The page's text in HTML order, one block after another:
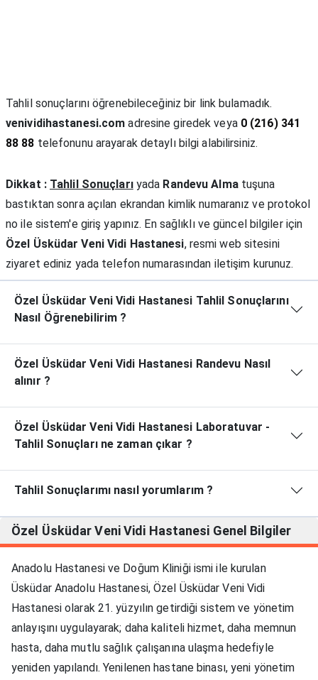
Tahlil sonuçlarını öğrenebileceğiniz bir link bulamadık.
venividihastanesi.com adresine giredek veya 0 (216) 341
88 88 telefonunu arayarak detaylı bilgi alabilirsiniz.
Dikkat : Tahlil Sonuçlarıyada Randevu Almatuşuna
bastıktan sonra açılan ekrandan kimlik numaranız ve protokol
no ile sistem'e giriş yapınız. En sağlıklı ve güncel bilgiler için
Özel Üsküdar Veni Vidi Hastanesi, resmi web sitesini
ziyaret ediniz yada telefon numarasından iletişim kurunuz.
Özel Üsküdar Veni Vidi Hastanesi Tahlil Sonuçlarını
Nasıl Öğrenebilirim ?
Özel Üsküdar Veni Vidi Hastanesi Randevu Nasıl
alınır ?
Özel Üsküdar Veni Vidi Hastanesi Laboratuvar -
Tahlil Sonuçları ne zaman çıkar ?
Tahlil Sonuçlarımı nasıl yorumlarım ?
Özel Üsküdar Veni Vidi Hastanesi Genel Bilgiler
Anadolu Hastanesi ve Doğum Kliniği ismi ile kurulan
Üsküdar Anadolu Hastanesi, Özel Üsküdar Veni Vidi
Hastanesi olarak 21. yüzyılın getirdiği sistem ve yönetim
anlayışını uygulayarak; daha kaliteli hizmet, daha memnun
hasta, daha mutlu sağlık çalışanına ulaşma hedefiyle
yeniden yapılandı. Yenilenen hastane binası, yeni yönetim